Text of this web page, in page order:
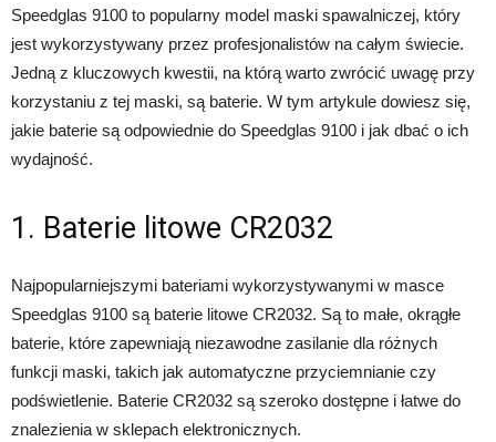
Speedglas 9100 to popularny model maski spawalniczej, który
jest wykorzystywany przez profesjonalistów na całym świecie.
Jedną z kluczowych kwestii, na którą warto zwrócić uwagę przy
korzystaniu z tej maski, są baterie. W tym artykule dowiesz się,
jakie baterie są odpowiednie do Speedglas 9100 i jak dbać o ich
wydajność.
1. Baterie litowe CR2032
Najpopularniejszymi bateriami wykorzystywanymi w masce
Speedglas 9100 są baterie litowe CR2032. Są to małe, okrągłe
baterie, które zapewniają niezawodne zasilanie dla różnych
funkcji maski, takich jak automatyczne przyciemnianie czy
podświetlenie. Baterie CR2032 są szeroko dostępne i łatwe do
znalezienia w sklepach elektronicznych.